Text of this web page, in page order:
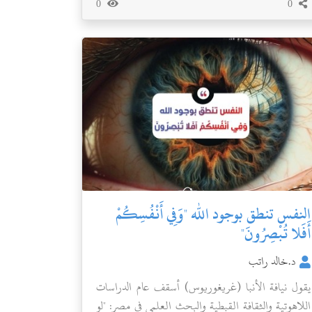
النفس تنطق بوجود الله "وَفِي أَنْفُسِكُمْ
أَفَلا تُبْصِرُونَ"
د.خالد راتب
يقول نيافة الأنبا (غريغوريوس) أسقف عام الدراسات
اللاهوتية والثقافة القبطية والبحث العلمي في مصر: "لو